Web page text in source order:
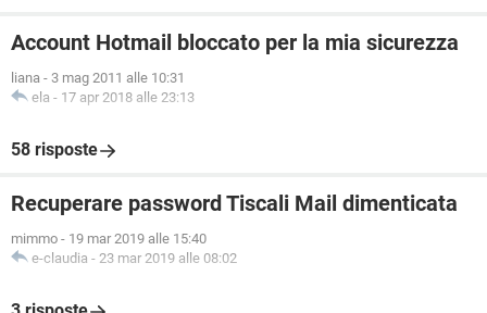
Account Hotmail bloccato per la mia sicurezza
liana - 3 mag 2011 alle 10:31
ela - 17 apr 2018 alle 23:13
58 risposte
Recuperare password Tiscali Mail dimenticata
mimmo - 19 mar 2019 alle 15:40
e-claudia - 23 mar 2019 alle 08:02